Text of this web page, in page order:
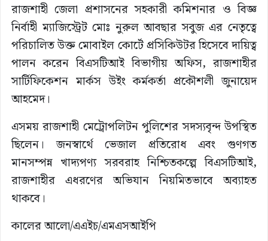
রাজশাহী জেলা প্রশাসনের সহকারী কমিশনার ও বিজ্ঞ
নির্বাহী ম্যাজিস্ট্রেট মোঃ নুরুল আবছার সবুজ এর নেতৃত্বে
পরিচালিত উক্ত মোবাইল কোর্টে প্রসিকিউটর হিসেবে দায়িত্ব
পালন করেন বিএসটিআই বিভাগীয় অফিস, রাজশাহীর
সার্টিফিকেশন মার্কস উইং কর্মকর্তা প্রকৌশলী জুনায়েদ
আহমেদ।
এসময় রাজশাহী মেট্রোপলিটন পুলিশের সদস্যবৃন্দ উপস্থিত
ছিলেন। জনস্বার্থে ভেজাল প্রতিরোধ এবং গুণগত
মানসম্পন্ন খাদ্যপণ্য সরবরাহ নিশ্চিতকল্পে বিএসটিআই,
রাজশাহীর এধরণের অভিযান নিয়মিতভাবে অব্যাহত
থাকবে।
কালের আলো/এএইচ/এমএসআইপি